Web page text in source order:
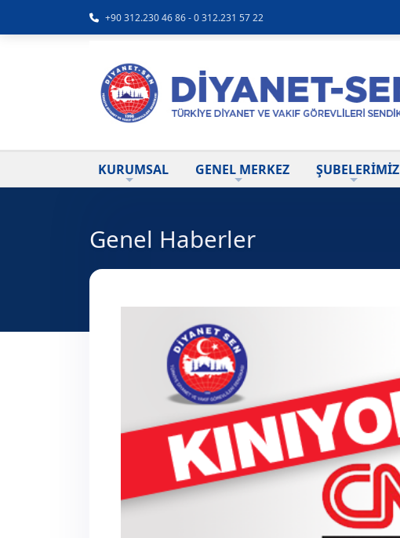
+90 312.230 46 86 - 0 312.231 57 22
KURUMSAL GENEL MERKEZ ŞUBELERİMİZ
Genel Haberler